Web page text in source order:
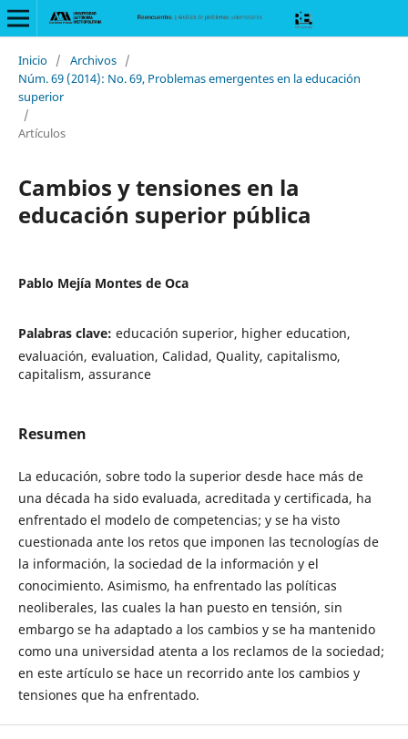
Inicio / Archivos /
Núm. 69 (2014): No. 69, Problemas emergentes en la educación
superior
/
Artículos
Cambios y tensiones en la
educación superior pública
Pablo Mejía Montes de Oca
Palabras clave: educación superior, higher education,
evaluación, evaluation, Calidad, Quality, capitalismo,
capitalism, assurance
Resumen
La educación, sobre todo la superior desde hace más de
una década ha sido evaluada, acreditada y certificada, ha
enfrentado el modelo de competencias; y se ha visto
cuestionada ante los retos que imponen las tecnologías de
la información, la sociedad de la información y el
conocimiento. Asimismo, ha enfrentado las políticas
neoliberales, las cuales la han puesto en tensión, sin
embargo se ha adaptado a los cambios y se ha mantenido
como una universidad atenta a los reclamos de la sociedad;
en este artículo se hace un recorrido ante los cambios y
tensiones que ha enfrentado.